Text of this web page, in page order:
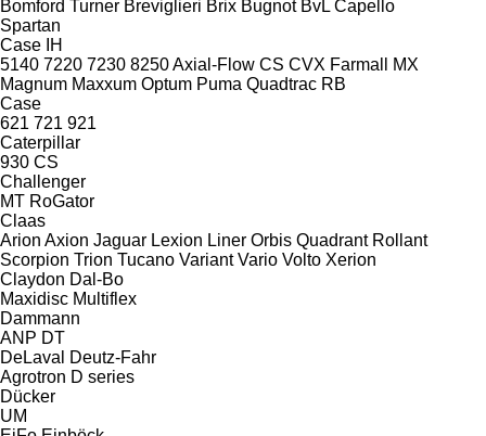
Bomford Turner Breviglieri Brix Bugnot BvL Capello
Spartan
Case IH
5140 7220 7230 8250Axial-Flow CS CVX Farmall
MX
Magnum Maxxum Optum Puma Quadtrac RB
Case
621 721 921
Caterpillar
930 CS
Challenger
MT RoGator
Claas
Arion Axion Jaguar Lexion Liner Orbis Quadrant Rollant
Scorpion Trion Tucano Variant Vario Volto Xerion
Claydon Dal-Bo
Maxidisc Multiflex
Dammann
ANP DT
DeLaval
Deutz-Fahr
Agrotron D series
Dücker
UM